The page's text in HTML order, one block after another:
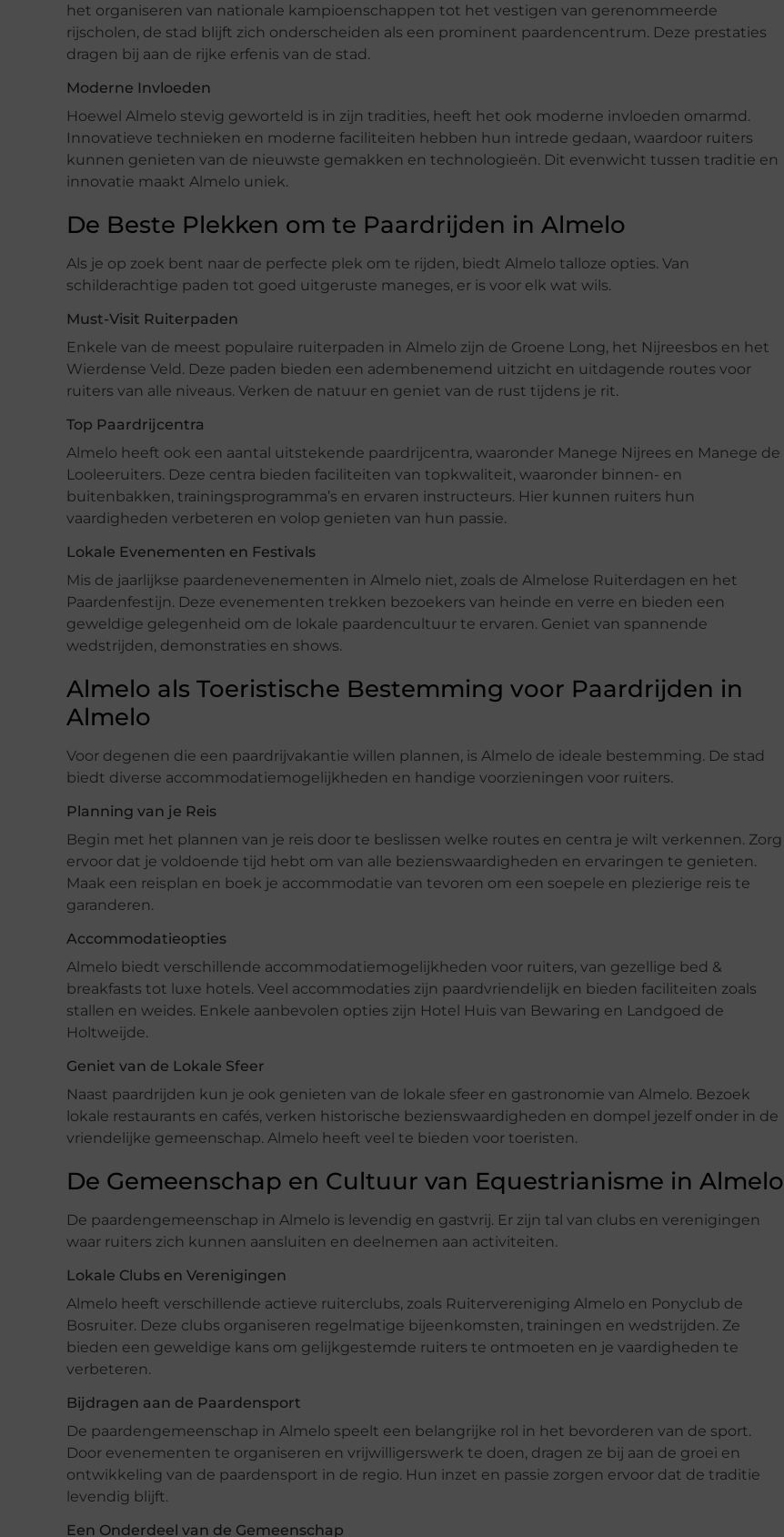
het organiseren van nationale kampioenschappen tot het vestigen van gerenommeerde
rijscholen, de stad blijft zich onderscheiden als een prominent paardencentrum. Deze prestaties
dragen bij aan de rijke erfenis van de stad.
Moderne Invloeden
Hoewel Almelo stevig geworteld is in zijn tradities, heeft het ook moderne invloeden omarmd.
Innovatieve technieken en moderne faciliteiten hebben hun intrede gedaan, waardoor ruiters
kunnen genieten van de nieuwste gemakken en technologieën. Dit evenwicht tussen traditie en
innovatie maakt Almelo uniek.
De Beste Plekken om te Paardrijden in Almelo
Als je op zoek bent naar de perfecte plek om te rijden, biedt Almelo talloze opties. Van
schilderachtige paden tot goed uitgeruste maneges, er is voor elk wat wils.
Must-Visit Ruiterpaden
Enkele van de meest populaire ruiterpaden in Almelo zijn de Groene Long, het Nijreesbos en het
Wierdense Veld. Deze paden bieden een adembenemend uitzicht en uitdagende routes voor
ruiters van alle niveaus. Verken de natuur en geniet van de rust tijdens je rit.
Top Paardrijcentra
Almelo heeft ook een aantal uitstekende paardrijcentra, waaronder Manege Nijrees en Manege de
Looleeruiters. Deze centra bieden faciliteiten van topkwaliteit, waaronder binnen- en
buitenbakken, trainingsprogramma’s en ervaren instructeurs. Hier kunnen ruiters hun
vaardigheden verbeteren en volop genieten van hun passie.
Lokale Evenementen en Festivals
Mis de jaarlijkse paardenevenementen in Almelo niet, zoals de Almelose Ruiterdagen en het
Paardenfestijn. Deze evenementen trekken bezoekers van heinde en verre en bieden een
geweldige gelegenheid om de lokale paardencultuur te ervaren. Geniet van spannende
wedstrijden, demonstraties en shows.
Almelo als Toeristische Bestemming voor Paardrijden in
Almelo
Voor degenen die een paardrijvakantie willen plannen, is Almelo de ideale bestemming. De stad
biedt diverse accommodatiemogelijkheden en handige voorzieningen voor ruiters.
Planning van je Reis
Begin met het plannen van je reis door te beslissen welke routes en centra je wilt verkennen. Zorg
ervoor dat je voldoende tijd hebt om van alle bezienswaardigheden en ervaringen te genieten.
Maak een reisplan en boek je accommodatie van tevoren om een soepele en plezierige reis te
garanderen.
Accommodatieopties
Almelo biedt verschillende accommodatiemogelijkheden voor ruiters, van gezellige bed &
breakfasts tot luxe hotels. Veel accommodaties zijn paardvriendelijk en bieden faciliteiten zoals
stallen en weides. Enkele aanbevolen opties zijn Hotel Huis van Bewaring en Landgoed de
Holtweijde.
Geniet van de Lokale Sfeer
Naast paardrijden kun je ook genieten van de lokale sfeer en gastronomie van Almelo. Bezoek
lokale restaurants en cafés, verken historische bezienswaardigheden en dompel jezelf onder in de
vriendelijke gemeenschap. Almelo heeft veel te bieden voor toeristen.
De Gemeenschap en Cultuur van Equestrianisme in Almelo
De paardengemeenschap in Almelo is levendig en gastvrij. Er zijn tal van clubs en verenigingen
waar ruiters zich kunnen aansluiten en deelnemen aan activiteiten.
Lokale Clubs en Verenigingen
Almelo heeft verschillende actieve ruiterclubs, zoals Ruitervereniging Almelo en Ponyclub de
Bosruiter. Deze clubs organiseren regelmatige bijeenkomsten, trainingen en wedstrijden. Ze
bieden een geweldige kans om gelijkgestemde ruiters te ontmoeten en je vaardigheden te
verbeteren.
Bijdragen aan de Paardensport
De paardengemeenschap in Almelo speelt een belangrijke rol in het bevorderen van de sport.
Door evenementen te organiseren en vrijwilligerswerk te doen, dragen ze bij aan de groei en
ontwikkeling van de paardensport in de regio. Hun inzet en passie zorgen ervoor dat de traditie
levendig blijft.
Een Onderdeel van de Gemeenschap